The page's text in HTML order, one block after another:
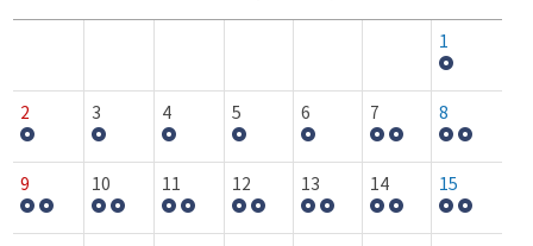
1
2 3 4 5 6 7 8
9 10 11 12 13 14 15